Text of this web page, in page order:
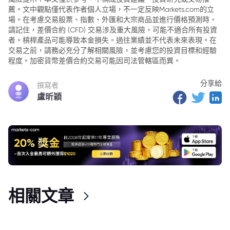
薦。文中觀點僅代表作者個人立場，不一定反映Markets.com的立
場。在考慮交易股票、指數、外匯和大宗商品並進行價格預測時，
請記住，差價合約 (CFD) 交易涉及重大風險，可能不適合所有投資
者。槓桿產品可能導致本金損失。過往業績並不代表未來表現。在
交易之前，請務必充分了解相關風險，並考慮您的投資目標和經驗
程度。加密貨幣差價合約交易可能因司法管轄區而異。
撰寫者
盧昕穎
分享給
相關文章